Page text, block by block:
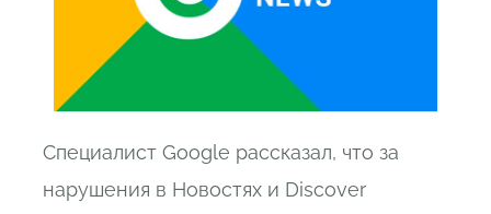
Специалист Google рассказал, что за
нарушения в Новостях и Discover